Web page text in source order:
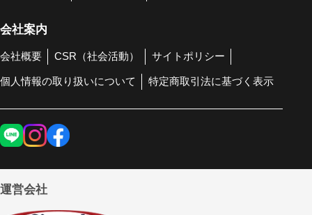
会社案内
会社概要 CSR（社会活動） サイトポリシー
個人情報の取り扱いについて 特定商取引法に基づく表示
運営会社